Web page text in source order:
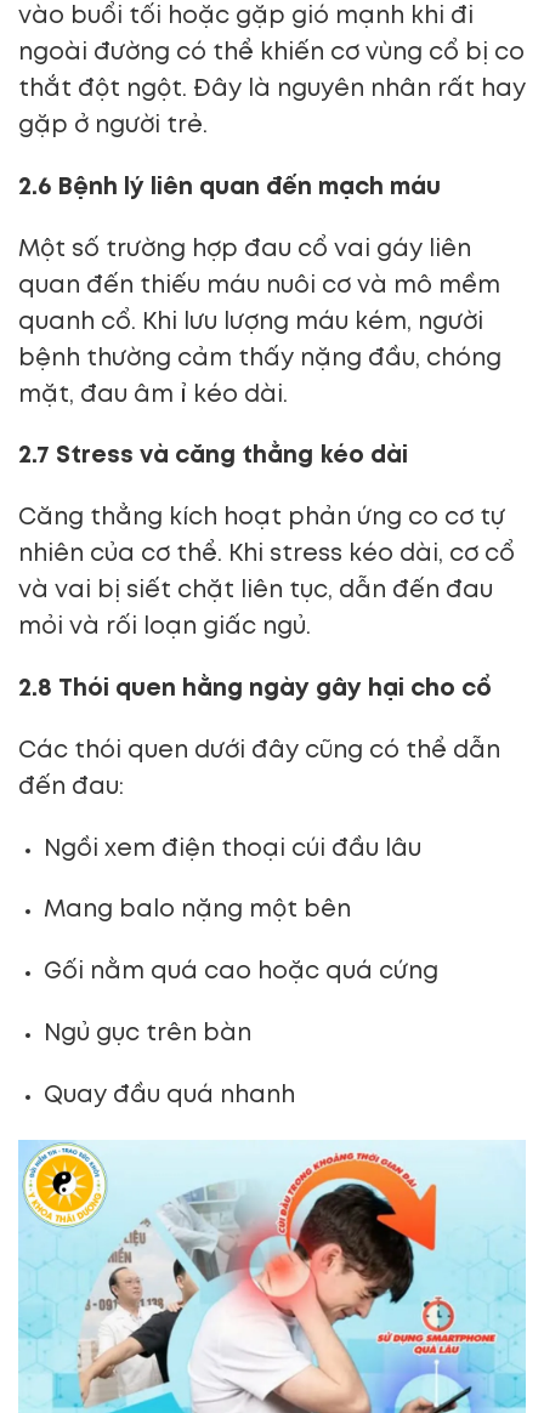
vào buổi tối hoặc gặp gió mạnh khi đi
ngoài đường có thể khiến cơ vùng cổ bị co
thắt đột ngột. Đây là nguyên nhân rất hay
gặp ở người trẻ.
2.6 Bệnh lý liên quan đến mạch máu
Một số trường hợp đau cổ vai gáy liên
quan đến thiếu máu nuôi cơ và mô mềm
quanh cổ. Khi lưu lượng máu kém, người
bệnh thường cảm thấy nặng đầu, chóng
mặt, đau âm ỉ kéo dài.
2.7 Stress và căng thẳng kéo dài
Căng thẳng kích hoạt phản ứng co cơ tự
nhiên của cơ thể. Khi stress kéo dài, cơ cổ
và vai bị siết chặt liên tục, dẫn đến đau
mỏi và rối loạn giấc ngủ.
2.8 Thói quen hằng ngày gây hại cho cổ
Các thói quen dưới đây cũng có thể dẫn
đến đau:
Ngồi xem điện thoại cúi đầu lâu
Mang balo nặng một bên
Gối nằm quá cao hoặc quá cứng
Ngủ gục trên bàn
Quay đầu quá nhanh